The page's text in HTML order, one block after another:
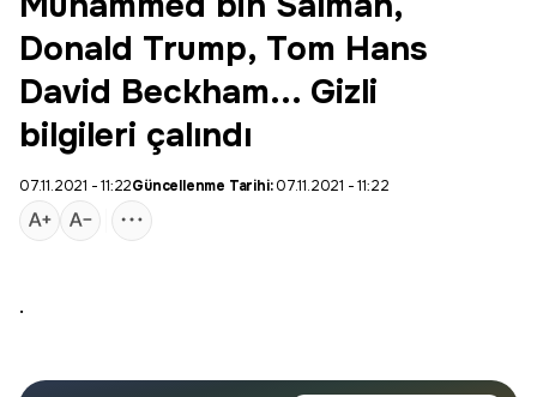
Donald Trump, Tom Hans
David Beckham... Gizli
bilgileri çalındı
07.11.2021 - 11:22Güncellenme Tarihi:07.11.2021 - 11:22
.